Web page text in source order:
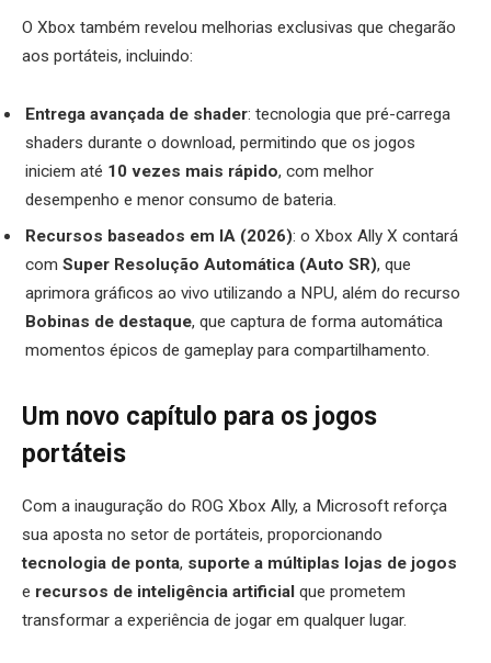
O Xbox também revelou melhorias exclusivas que chegarão
aos portáteis, incluindo:
Entrega avançada de shader: tecnologia que pré-carrega
shaders durante o download, permitindo que os jogos
iniciem até 10 vezes mais rápido, com melhor
desempenho e menor consumo de bateria.
Recursos baseados em IA (2026): o Xbox Ally X contará
com Super Resolução Automática (Auto SR), que
aprimora gráficos ao vivo utilizando a NPU, além do recurso
Bobinas de destaque, que captura de forma automática
momentos épicos de gameplay para compartilhamento.
Um novo capítulo para os jogos
portáteis
Com a inauguração do ROG Xbox Ally, a Microsoft reforça
sua aposta no setor de portáteis, proporcionando
tecnologia de ponta, suporte a múltiplas lojas de jogos
e recursos de inteligência artificial que prometem
transformar a experiência de jogar em qualquer lugar.